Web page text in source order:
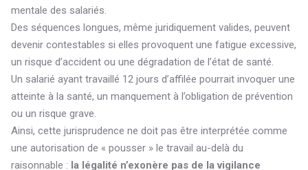
mentale des salariés.
Des séquences longues, même juridiquement valides, peuvent
devenir contestables si elles provoquent une fatigue excessive,
un risque d’accident ou une dégradation de l’état de santé.
Un salarié ayant travaillé 12 jours d’affilée pourrait invoquer une
atteinte à la santé, un manquement à l’obligation de prévention
ou un risque grave.
Ainsi, cette jurisprudence ne doit pas être interprétée comme
une autorisation de « pousser » le travail au-delà du
raisonnable : la légalité n’exonère pas de la vigilance